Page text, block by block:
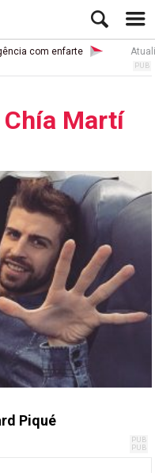
com enfarte
Chía Martí
Piqué